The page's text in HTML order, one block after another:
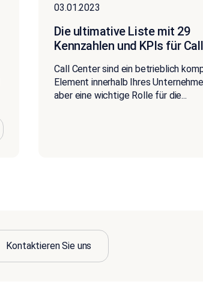
03.01.2023
Die ultimative Liste mit 29
Kennzahlen und KPIs für
Call Center sind ein betrieblich
Element innerhalb Ihres
aber eine wichtige Rolle für die...
Kontaktieren Sie uns